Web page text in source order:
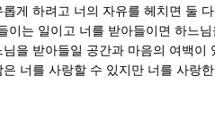
롭게 하려고 너의 자유를 헤치면 둘 다
는 일이고 너를 받아들이면 하느
을 받아들일 공간과 마음의 여백이
너를 사랑할 수 있지만 너를 사랑한